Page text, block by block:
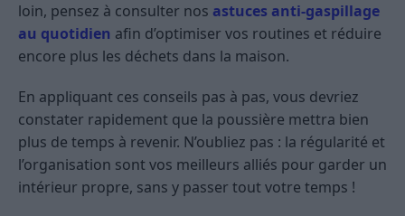
loin, pensez à consulter nos astuces anti-gaspillage
au quotidien afin d’optimiser vos routines et réduire
encore plus les déchets dans la maison.
En appliquant ces conseils pas à pas, vous devriez
constater rapidement que la poussière mettra bien
plus de temps à revenir. N’oubliez pas : la régularité et
l’organisation sont vos meilleurs alliés pour garder un
intérieur propre, sans y passer tout votre temps !